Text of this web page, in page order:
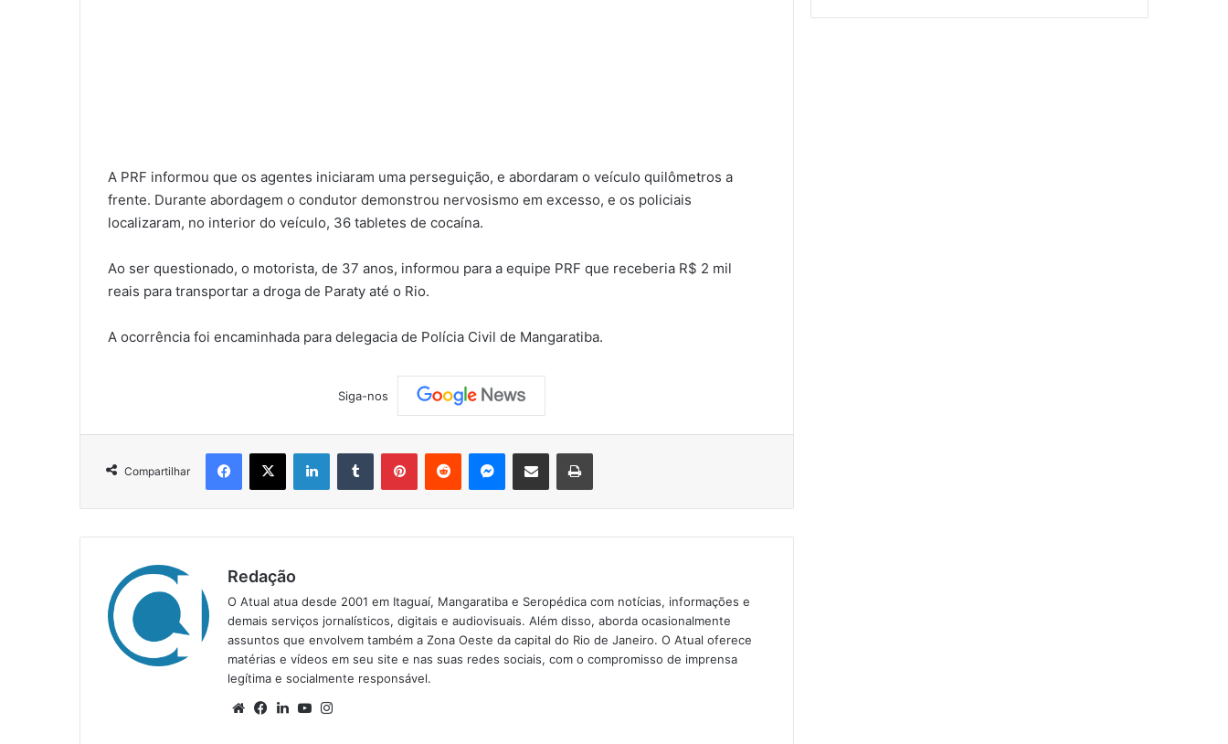
A PRF informou que os agentes iniciaram uma perseguição, e abordaram o veículo quilômetros a
frente. Durante abordagem o condutor demonstrou nervosismo em excesso, e os policiais
localizaram, no interior do veículo, 36 tabletes de cocaína.
Ao ser questionado, o motorista, de 37 anos, informou para a equipe PRF que receberia R$ 2 mil
reais para transportar a droga de Paraty até o Rio.
A ocorrência foi encaminhada para delegacia de Polícia Civil de Mangaratiba.
Siga-nos
Compartilhar
Redação
O Atual atua desde 2001 em Itaguaí, Mangaratiba e Seropédica com notícias, informações e
demais serviços jornalísticos, digitais e audiovisuais. Além disso, aborda ocasionalmente
assuntos que envolvem também a Zona Oeste da capital do Rio de Janeiro. O Atual oferece
matérias e vídeos em seu site e nas suas redes sociais, com o compromisso de imprensa
legítima e socialmente responsável.
We Fa Lin Yo